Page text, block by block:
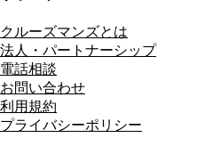
クルーズマンズとは
法人・パートナーシップ
電話相談
お問い合わせ
利用規約
プライバシーポリシー